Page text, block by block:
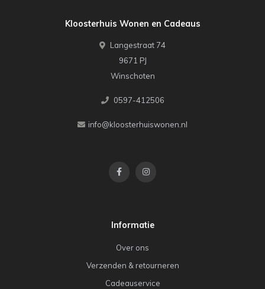
Kloosterhuis Wonen en Cadeaus
Langestraat 74
9671 PJ
Winschoten
0597-412506
info@kloosterhuiswonen.nl
Informatie
Over ons
Verzenden & retourneren
Cadeauservice